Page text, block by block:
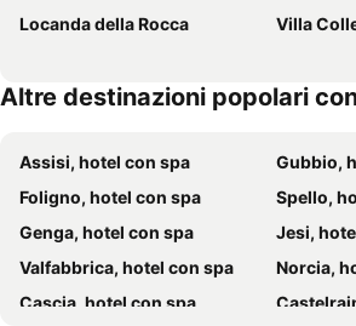
Locanda della Rocca
Villa
Altre destinazioni popolari
Assisi, hotel con spa
Gubbio,
Foligno, hotel con spa
Spello,
Genga, hotel con spa
Jesi,
Valfabbrica, hotel con spa
Norcia,
Cascia, hotel con spa